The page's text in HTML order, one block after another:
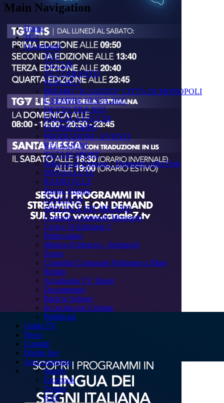
Main Navigation
Home
TG7
On demand
TG7
TG7 LIS
TG7 TARANTO
PERCHÉ ?
PREMIO "IL GOZZO" CITTÀ DI MONOPOLI
È SEMPRE FESTA 2025
DETTO TRA NOI
FACCIA A FACCIA
FUORICAMPO
PRODUZIONI - EVENTI
RELAZIONI
TG7 LIS SPORT
Sulla via di Emmaus - Domande sulla Fede
INFOSALUTE
RADIO ELLE
Buona Visione
CIVICO 74
SPECIALE BIT MILANO
Consiglio Comunale Monopoli
Civico 74 Edizione 2
Primo piano
Musica d'Attracco - Spettacoli
Zoom
Consiglio Comunale Polignano a Mare
Replay
Accademia TV Talent
Documentari
Back to School
In cucina con Cristina
Pubblicità
Guida TV
News
Contatti
Dirette live
Area copertura
Search
Facebook
Twitter
RSS